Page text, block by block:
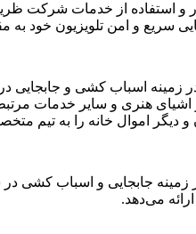
و استفاده از خدمات شرکت
سریع و امن تلویزیون خود به
اسباب کشی و جابجایی
و اشیای هنری و سایر خدمات
دیگر اموال خانه را به تیم
جابجایی و اسباب کشی در
می‌دهد.